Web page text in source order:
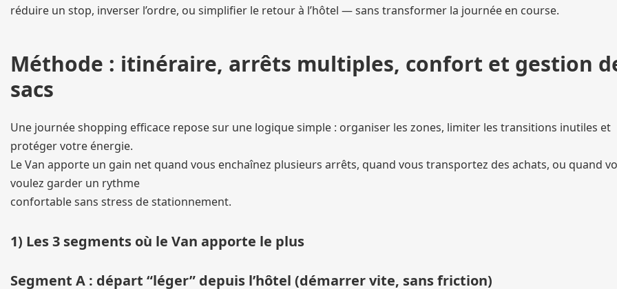
réduire un stop, inverser l’ordre, ou simplifier le retour à l’hôtel — sans transformer la journée en course.
Méthode : itinéraire, arrêts multiples, confort et gestion
sacs
Une journée shopping efficace repose sur une logique simple : organiser les zones, limiter les transitions inutiles et
protéger votre énergie.
Le Van apporte un gain net quand vous enchaînez plusieurs arrêts, quand vous transportez des achats, ou quand
voulez garder un rythme
confortable sans stress de stationnement.
1) Les 3 segments où le Van apporte le plus
Segment A : départ “léger” depuis l’hôtel (démarrer vite, sans friction)